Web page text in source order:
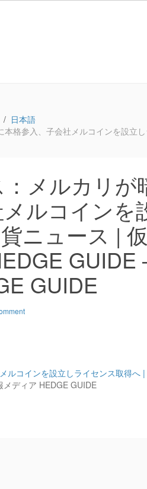
日本語
格参入、子会社メルコインを設
メルカリが
ルコインを
ニュース |
GUIDE
GUIDE
ルコインを設立しライセンス取得へ
メディア HEDGE GUIDE